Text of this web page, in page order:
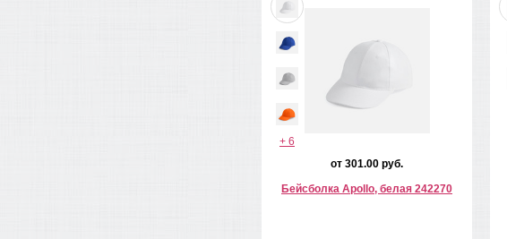
+ 6
от 301.00 руб.
Бейсболка Apollo, белая 242270